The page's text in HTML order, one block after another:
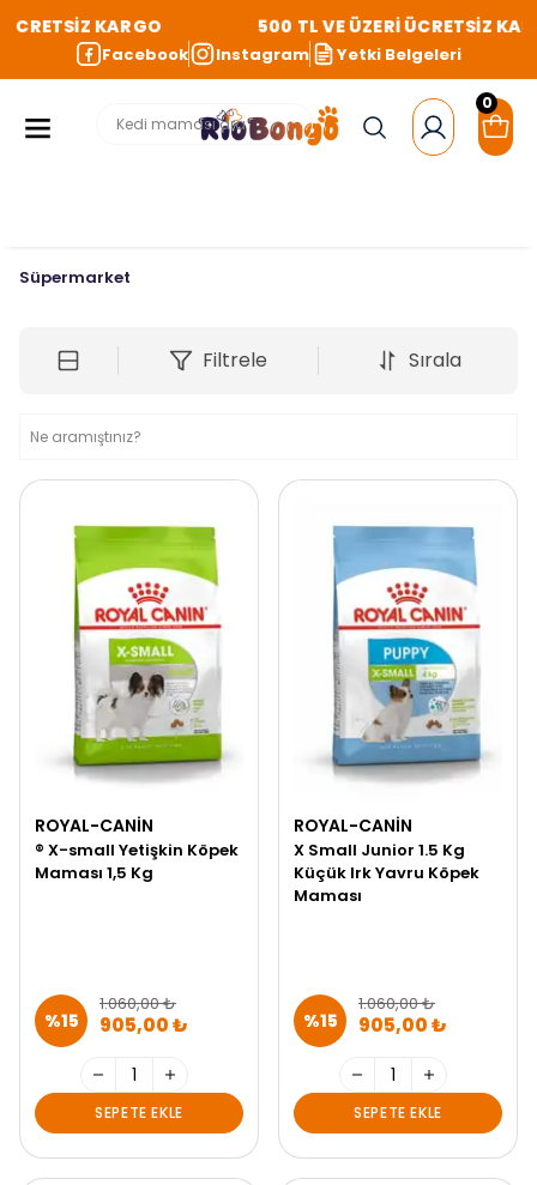
KARGO 500 TL VE ÜZERİ ÜCRETSİZ
Facebook Instagram Yetki Belgeleri
0
Süpermarket
Filtrele Sırala
ROYAL-CANIN
® X-small Yetişkin Köpek
Maması 1,5 Kg
%15
1.060,00 ₺
905,00 ₺
SEPETE EKLE
ROYAL-CANIN
X Small Junior 1.5 Kg
Küçük Irk Yavru Köpek
Maması
%15
1.060,00 ₺
905,00 ₺
SEPETE EKLE